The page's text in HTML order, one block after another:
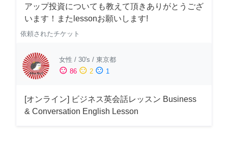
アップ投資についても教えて頂きありがとうござ
います！またlessonお願いします!
依頼されたチケット
女性 / 30's / 東京都
sentiment_satisfied 86 sentiment_neutral 2 sentiment_dissatisfied 1
[オンライン] ビジネス英会話レッスン Business
& Conversation English Lesson